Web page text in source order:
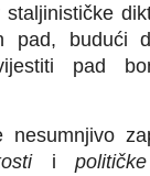
budući
pad
i